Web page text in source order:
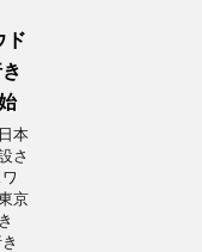
ド
本
さ
京